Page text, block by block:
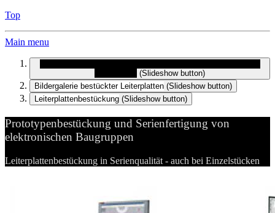
Top
Main menu
(Slideshow button)
Bildergalerie bestückter Leiterplatten (Slideshow button)
Leiterplattenbestückung (Slideshow button)
Prototypenbestückung und Serienfertigung von
elektronischen Baugruppen
Leiterplattenbestückung in Serienqualität - auch bei Einzelstücken